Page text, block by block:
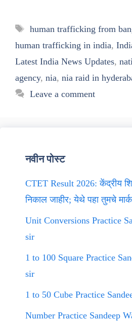
Tags
human trafficking from
human trafficking in india,
Latest India News Updates,
agency, nia, nia raid in
Leave a comment
नवीन पोस्ट
CTET Result 2026: केंद्रीय
निकाल जाहीर; येथे पहा तुमचे
Unit Conversions Practice
sir
1 to 100 Square Practice
sir
1 to 50 Cube Practice
Number Practice Sandeep